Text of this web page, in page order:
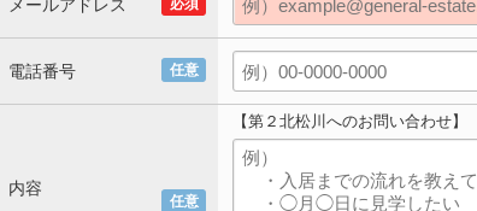
必須
メールアドレス
任意
電話番号
任意
内容
【第２北松川へのお問い合わせ】